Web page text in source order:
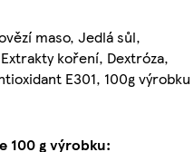
maso, Jedlá sůl,
koření, Dextróza,
E301, 100g výrobku
100 g výrobku: